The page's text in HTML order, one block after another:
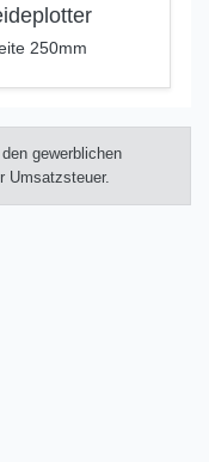
250mm
gewerblichen
Umsatzsteuer.